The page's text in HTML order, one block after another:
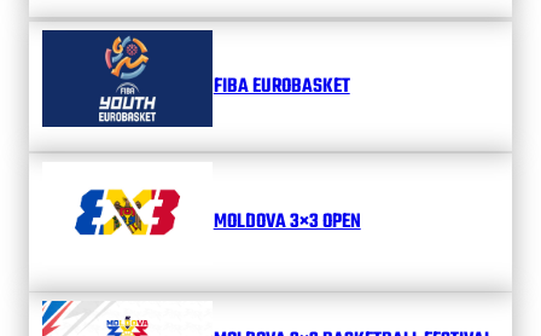
FIBA EUROBASKET
MOLDOVA 3×3 OPEN